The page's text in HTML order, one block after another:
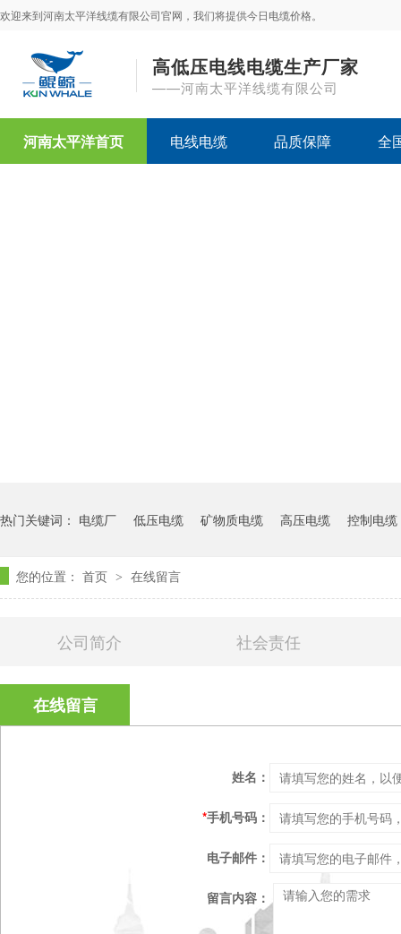
欢迎来到河南太平洋线缆有限公司官网，我们将提供今日电缆价格。
高低压电线电缆生产厂家
——河南太平洋线缆有限公司
河南太平洋首页 电线电缆 品质保障 全
热门关键词： 电缆厂 低压电缆 矿物质电缆 高压电缆 控制电缆
您的位置： 首页 > 在线留言
公司简介 社会责任
经销合作
在线留言
姓名：
*手机号码：
电子邮件：
留言内容：